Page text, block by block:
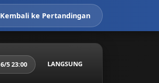
Kembali ke Pertandingan
6/5 23:00 LANGSUNG